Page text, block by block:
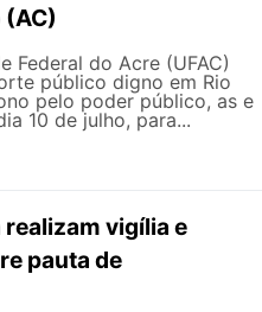
Federal do Acre (UFAC)
público digno em Rio
pelo poder público, as e
10 de julho, para...
vigília e
pauta de